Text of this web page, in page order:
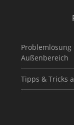
Außenbereich
Tipps & Tricks